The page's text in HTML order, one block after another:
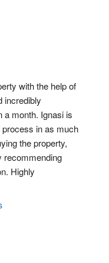
with the help of
incredibly
a month. Ignasi is
in as much
the property,
recommending
Highly